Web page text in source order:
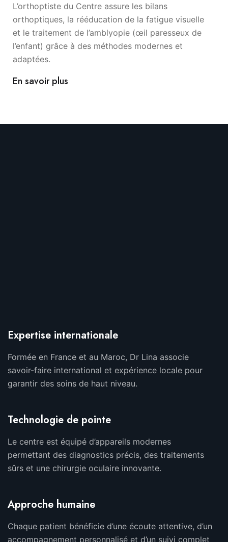
L’orthoptiste du Centre assure les bilans
orthoptiques, la rééducation de la fatigue visuelle
et le traitement de l’amblyopie (œil paresseux de
l’enfant) grâce à des méthodes modernes et
adaptées.
En savoir plus
Expertise internationale
Formée en France et au Maroc, Dr Lina associe
savoir-faire international et expérience locale pour
garantir des soins de haut niveau.
Technologie de pointe
Le centre est équipé d’appareils modernes
permettant des diagnostics précis, des traitements
sûrs et une chirurgie oculaire innovante.
Approche humaine
Chaque patient bénéficie d’une écoute attentive, d’un
accompagnement personnalisé et d’un suivi complet